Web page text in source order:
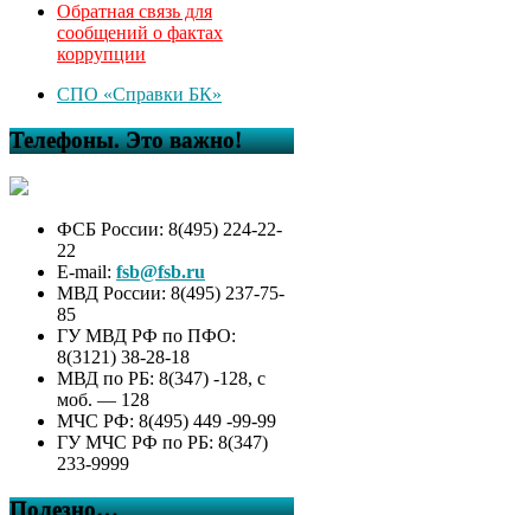
Обратная связь для
сообщений о фактах
коррупции
СПО «Справки БК»
Телефоны. Это важно!
ФСБ России: 8(495) 224-22-
22
E-mail: fsb@fsb.ru
МВД России: 8(495) 237-75-
85
ГУ МВД РФ по ПФО:
8(3121) 38-28-18
МВД по РБ: 8(347) -128, с
моб. — 128
МЧС РФ: 8(495) 449 -99-99
ГУ МЧС РФ по РБ: 8(347)
233-9999
Полезно…